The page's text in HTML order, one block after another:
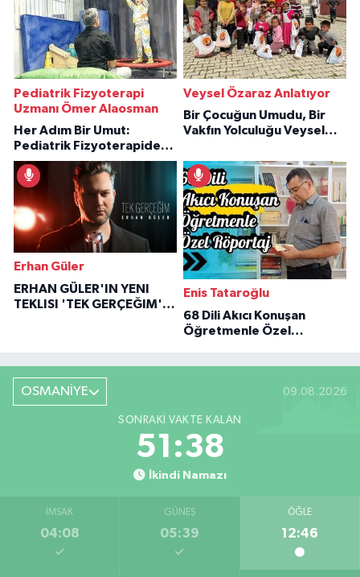
Pediatrik Fizyoterapi
Uzmanı Ömer Alaosman
Her Adım Bir Umut:
Pediatrik Fizyoterapiden
İlham Veren Hikâyeler
Veysel Özaraz Anlatıyor
Bir Çocuğun Umudu, Bir
Vakfın Yolculuğu Veysel
Erhan Güler
ERHAN GÜLER'IN YENI
TEKLISI 'TEK GERÇEĞIM'LE
Enis Tataroğlu
68 Dili Akıcı Konuşan
Öğretmenle Özel
OSMANİYE 09.08.2026
SONRAKI VAKTE KALAN
51:37
İkindi Namazı
İMSAK
04:08
GÜNEŞ
05:39
ÖĞLE
12:46